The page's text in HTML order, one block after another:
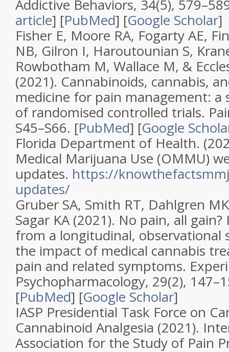
Addictive Behaviors, 34(5),
article] [PubMed] [Google Scholar]
Fisher E, Moore RA, Fogarty AE,
NB, Gilron I, Haroutounian S,
Rowbotham M, Wallace M, &
(2021). Cannabinoids, cannabis,
medicine for pain management: a
of randomised controlled trials.
S45–S66. [PubMed] [Google
Florida Department of Health.
Medical Marijuana Use (OMMU)
updates. https://
updates/
Gruber SA, Smith RT, Dahlgren
Sagar KA (2021). No pain, all
from a longitudinal, observational
the impact of medical cannabis
pain and related symptoms.
Psychopharmacology, 29(2),
[PubMed] [Google Scholar]
IASP Presidential Task Force on
Cannabinoid Analgesia (2021).
Association for the Study of Pain